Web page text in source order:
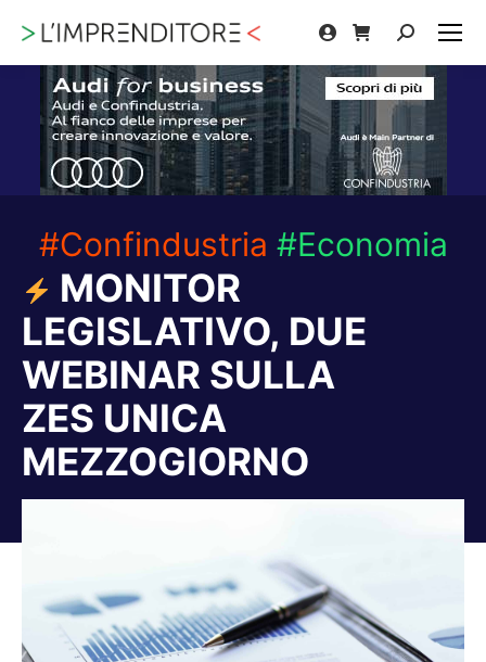
Cerca:
#Confindustria #Economia
MONITOR
LEGISLATIVO, DUE
WEBINAR SULLA
ZES UNICA
MEZZOGIORNO